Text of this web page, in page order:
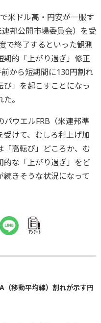
米ドル高・円安が一服す
邦公開市場委員会）を受
で終了するといった観測
期的「上がり過ぎ」修正
から短期間に130円割れ
」を起こすことになっ
。
パウエルFRB（米連邦準
けて、むしろ利上げ加
高転び」どころか、む
的な「上がり過ぎ」をど
きそうな状況になって
ｱﾝｹｰﾄ
（移動平均線）割れが示す円